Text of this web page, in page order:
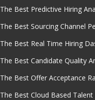
The Best Predictive Hiring
The Best Sourcing Channel
The Best Real Time Hiring
The Best Candidate Quality
The Best Offer Acceptance
The Best Cloud Based